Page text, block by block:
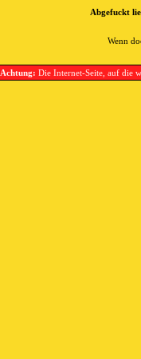
Abgefuckt
Wenn
Achtung: Die Internet-Seite, auf die